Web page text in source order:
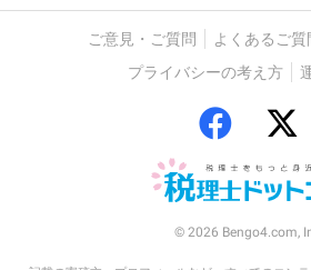
ご意見・ご質問 よくあるご質
プライバシーの考え方
© 2026 Bengo4.com,